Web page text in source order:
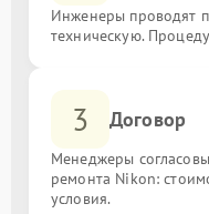
Инженеры проводят
техническую.
3 Договор
Менеджеры
ремонта Nikon:
условия.